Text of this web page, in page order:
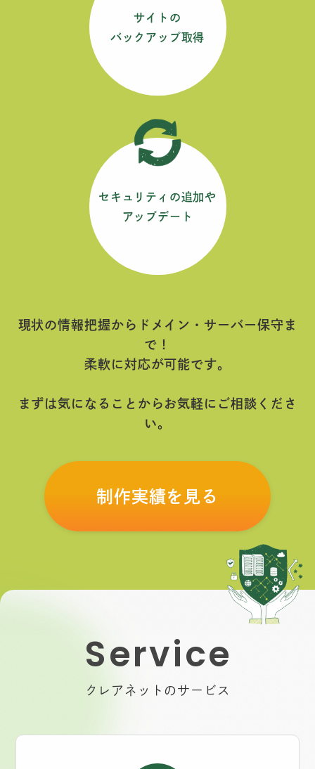
サイトの
バックアップ取得
セキュリティの追加や
アップデート
現状の情報把握からドメイン・サーバー保守ま
で！
柔軟に対応が可能です。
まずは気になることからお気軽にご相談くださ
い。
制作実績を見る
Service
クレアネットのサービス